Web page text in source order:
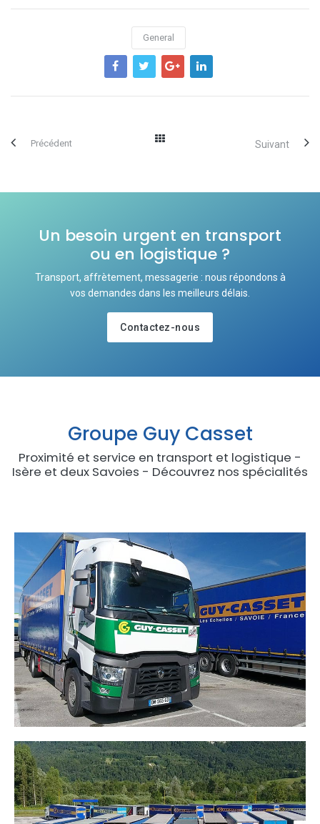
General
Précédent Suivant
Un besoin urgent en transport
ou en logistique ?
Transport, affrètement, messagerie : nous répondons à
vos demandes dans les meilleurs délais.
Contactez-nous
Groupe Guy Casset
Proximité et service en transport et logistique -
Isère et deux Savoies - Découvrez nos spécialités